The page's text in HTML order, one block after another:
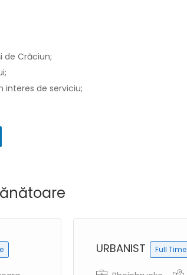
de Crăciun;
interes de serviciu;
URBANIST Full Time